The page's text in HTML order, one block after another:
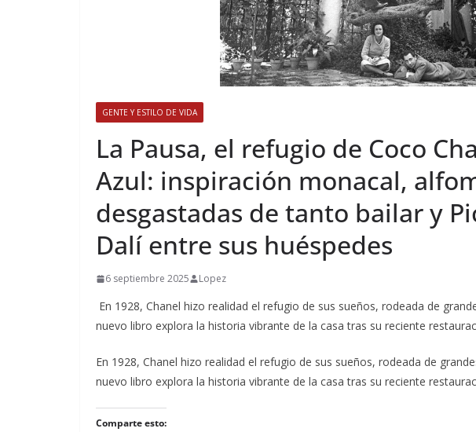
GENTE Y ESTILO DE VIDA
​La Pausa, el refugio de Coco
Azul: inspiración monacal,
desgastadas de tanto bailar y
Dalí entre sus huéspedes
6 septiembre 2025 Lopez
En 1928, Chanel hizo realidad el refugio de sus sueños, rodeada de
nuevo libro explora la historia vibrante de la casa tras su reciente
​En 1928, Chanel hizo realidad el refugio de sus sueños, rodeada de
nuevo libro explora la historia vibrante de la casa tras su reciente
Comparte esto: